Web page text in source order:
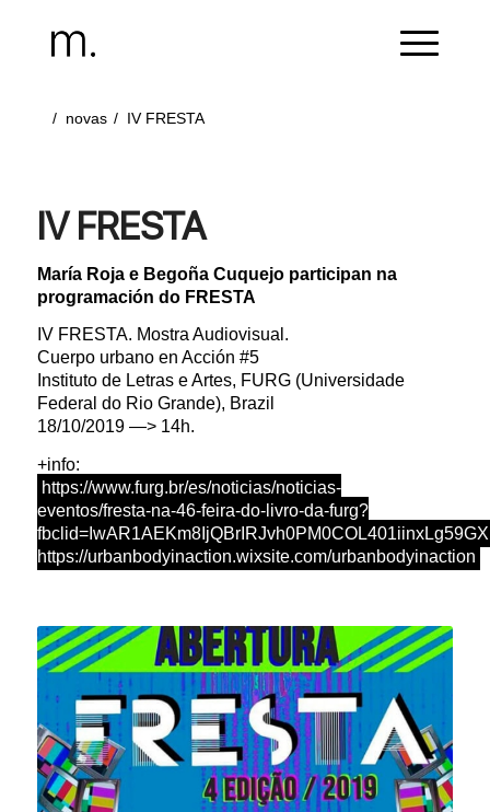
/ novas / IV FRESTA
IV FRESTA
María Roja e Begoña Cuquejo participan na
programación do FRESTA
IV FRESTA. Mostra Audiovisual.
Cuerpo urbano en Acción #5
Instituto de Letras e Artes, FURG (Universidade
Federal do Rio Grande), Brazil
18/10/2019 —> 14h.
+info:
https://www.furg.br/es/noticias/noticias-
eventos/fresta-na-46-feira-do-livro-da-furg?
https://urbanbodyinaction.wixsite.com/urbanbodyinaction